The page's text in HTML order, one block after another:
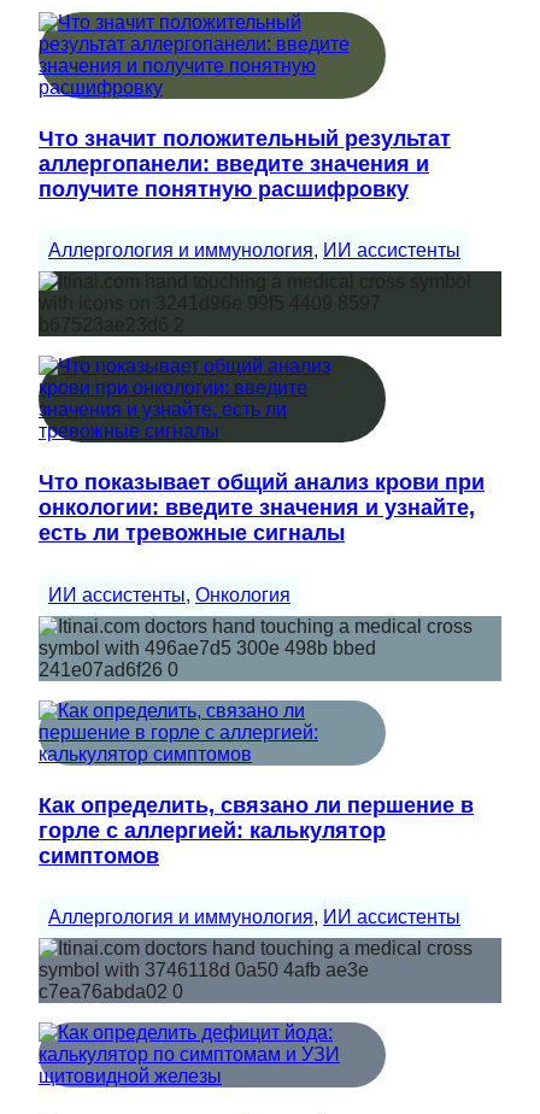
Что значит положительный результат
аллергопанели: введите значения и
получите понятную расшифровку
Аллергология и иммунология, ИИ ассистенты
Что показывает общий анализ крови при
онкологии: введите значения и узнайте,
есть ли тревожные сигналы
ИИ ассистенты, Онкология
Как определить, связано ли першение в
горле с аллергией: калькулятор
симптомов
Аллергология и иммунология, ИИ ассистенты